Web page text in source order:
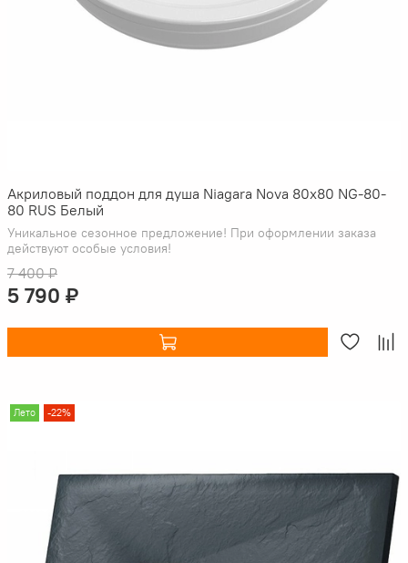
Акриловый поддон для душа Niagara Nova 80x80 NG-80-
80 RUS Белый
Уникальное сезонное предложение! При оформлении заказа
действуют особые условия!
7 400 ₽
5 790 ₽
Лето -22%